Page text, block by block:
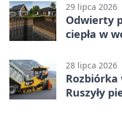
29 lipca 2026
Odwierty
ciepła w
28 lipca 2026
Ruszyły